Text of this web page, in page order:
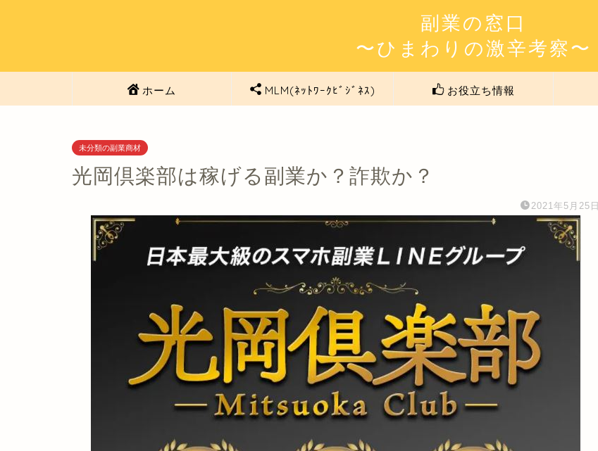
副業の窓口
〜ひまわりの激辛考察〜
ホーム MLM(ﾈｯﾄﾜｰｸﾋﾞｼﾞﾈｽ) お役立ち情報
未分類の副業商材
光岡倶楽部は稼げる副業か？詐欺か？
2021年5月25日